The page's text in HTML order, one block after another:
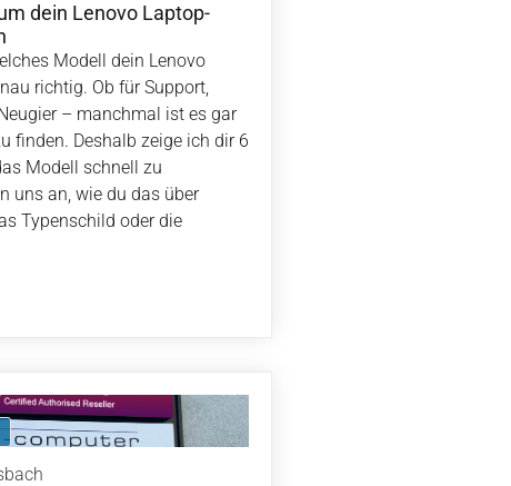
dein Lenovo Laptop-
Modell dein Lenovo
richtig. Ob für Support,
– manchmal ist es gar
finden. Deshalb zeige ich dir 6
Modell schnell zu
uns an, wie du das über
Typenschild oder die